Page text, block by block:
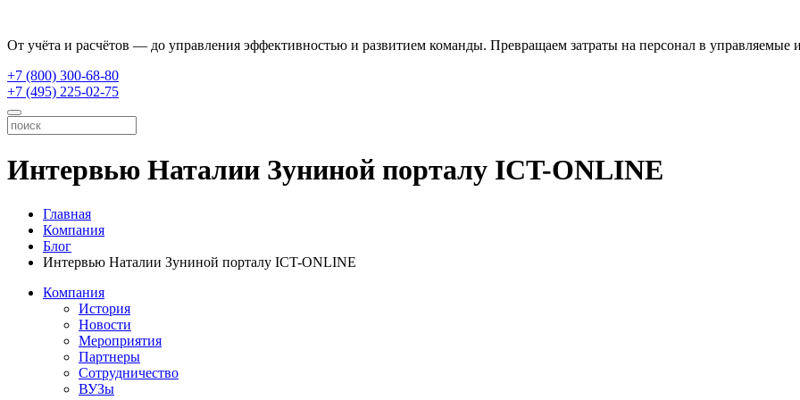
От учёта и расчётов — до управления эффективностью и развитием команды. Превращаем затраты на персонал в управляемые
+7 (800) 300-68-80
+7 (495) 225-02-75
Интервью Наталии Зуниной порталу ICT-ONLINE
Главная
Компания
Блог
Интервью Наталии Зуниной порталу ICT-ONLINE
Компания
История
Новости
Мероприятия
Партнеры
Сотрудничество
ВУЗы